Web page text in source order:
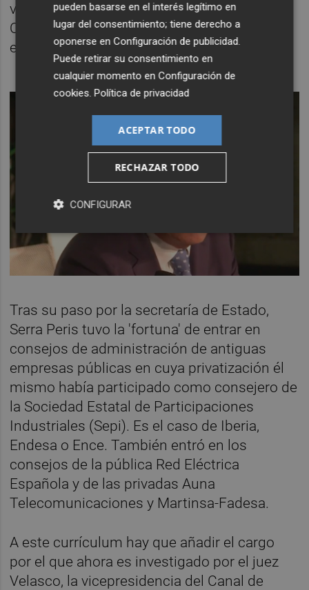
vicepresidente de Bankia tras la dimisión de
Olivas, pero finalmente el elegido fue el
empresarioFrancisco Pons.
Tras su paso por la secretaría de Estado,
Serra Peris tuvo la 'fortuna' de entrar en
consejos de administración de antiguas
empresas públicas en cuya privatización él
mismo había participado como consejero de
la Sociedad Estatal de Participaciones
Industriales (Sepi). Es el caso de Iberia,
Endesa o Ence. También entró en los
consejos de la pública Red Eléctrica
Española y de las privadas Auna
Telecomunicaciones y Martinsa-Fadesa.
A este currículum hay que añadir el cargo
por el que ahora es investigado por el juez
Velasco, la vicepresidencia del Canal de
pueden basarse en el interés legítimo en
lugar del consentimiento; tiene derecho a
oponerse enConfiguración de publicidad.
Puede retirar su consentimiento en
cualquier momento enConfiguración de
cookies.Política de privacidad
ACEPTAR TODO
RECHAZAR TODO
CONFIGURAR